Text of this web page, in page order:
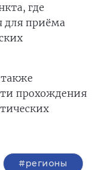
где
для приёма
прохождения
#регионы